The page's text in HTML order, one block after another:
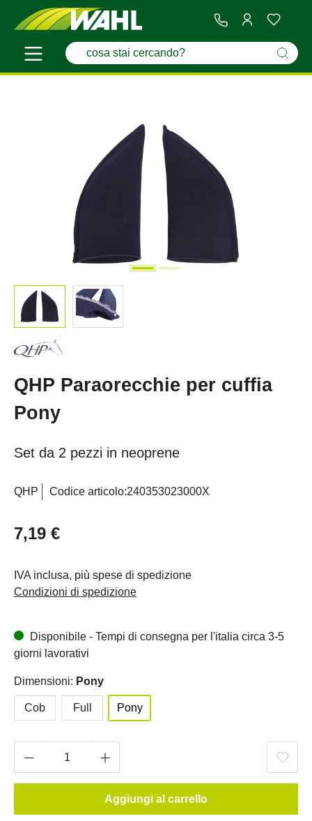
QHP Paraorecchie per cuffia
Pony
Set da 2 pezzi in neoprene
QHP Codice articolo:240353023000X
7,19 €
IVA inclusa, più spese di spedizione
Condizioni di spedizione
Disponibile - Tempi di consegna per l'italia circa 3-5
giorni lavorativi
Dimensioni: Pony
Cob Full Pony
Aggiungi al carrello